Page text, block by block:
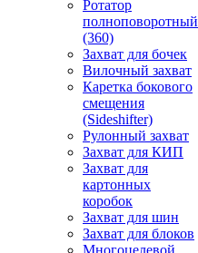
Ротатор
полноповоротный
(360)
Захват для бочек
Вилочный захват
Каретка бокового
смещения
(Sideshifter)
Рулонный захват
Захват для КИП
Захват для
картонных
коробок
Захват для шин
Захват для блоков
Многоцелевой